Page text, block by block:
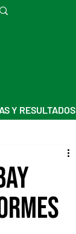
Y RESULTADOS